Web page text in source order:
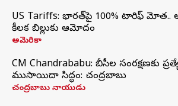
US Tariffs: భారత్‌పై 100% టారిఫ్‌
కీలక బిల్లుకు ఆమోదం
అమెరికా
CM Chandrababu: బీసీల సంరక్షణకు
ముసాయిదా సిద్ధం: చంద్రబాబు
చంద్రబాబు నాయుడు